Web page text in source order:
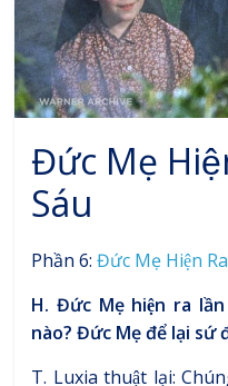
Đức Mẹ
Sáu
Phần 6:Đức Mẹ Hiện
H. Đức Mẹ hiện ra
nào? Đức Mẹ để lại sứ
T. Luxia thuật lại: